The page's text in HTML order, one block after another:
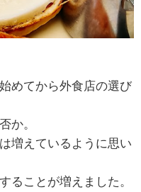
めてから外食店の選び
か。
増えているように思い
ることが増えました。